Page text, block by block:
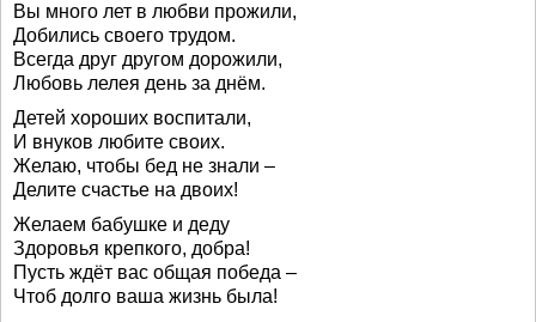
Вы много лет в любви прожили,
Добились своего трудом.
Всегда друг другом дорожили,
Любовь лелея день за днём.
Детей хороших воспитали,
И внуков любите своих.
Желаю, чтобы бед не знали –
Делите счастье на двоих!
Желаем бабушке и деду
Здоровья крепкого, добра!
Пусть ждёт вас общая победа –
Чтоб долго ваша жизнь была!